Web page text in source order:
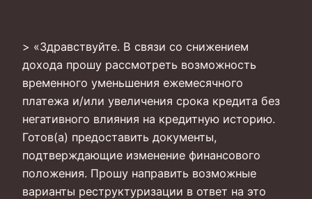
> «Здравствуйте. В связи со снижением
дохода прошу рассмотреть возможность
временного уменьшения ежемесячного
платежа и/или увеличения срока кредита без
негативного влияния на кредитную историю.
Готов(а) предоставить документы,
подтверждающие изменение финансового
положения. Прошу направить возможные
варианты реструктуризации в ответ на это